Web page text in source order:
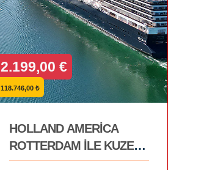
2.199,00 €
118.746,00 ₺
HOLLAND AMERİCA
ROTTERDAM İLE KUZEY
AVRUPA VE FİYORTLAR